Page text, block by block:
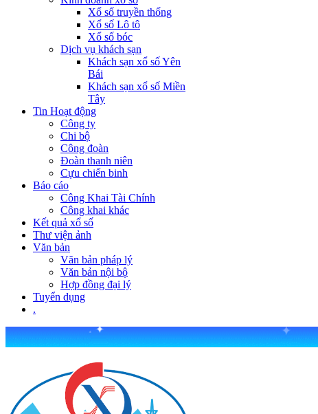
Xổ số truyền thống
Xổ số Lô tô
Xổ số bóc
Dịch vụ khách sạn
Khách sạn xổ số Yên
Bái
Khách sạn xổ số Miền
Tây
Tin Hoạt động
Công ty
Chi bộ
Công đoàn
Đoàn thanh niên
Cựu chiến binh
Báo cáo
Công Khai Tài Chính
Công khai khác
Kết quả xổ số
Thư viện ảnh
Văn bản
Văn bản pháp lý
Văn bản nội bộ
Hợp đồng đại lý
Tuyển dụng
.